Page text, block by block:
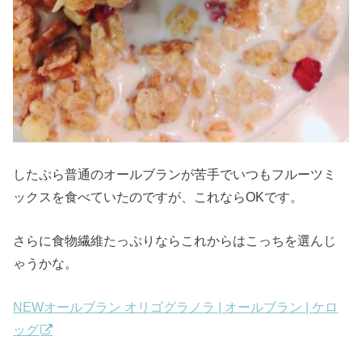
したぷら普通のオールブランが苦手でいつもフルーツミ
ックスを食べていたのですが、これならOKです。
さらに食物繊維たっぷりならこれからはこっちを選んじ
ゃうかな。
NEWオールブラン オリゴグラノラ | オールブラン | ケロ
ッグ